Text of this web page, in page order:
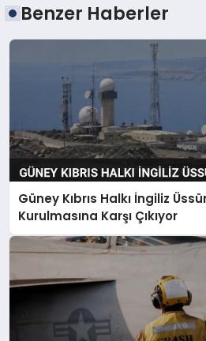
Benzer Haberler
Güney Kıbrıs Halkı İngiliz
Kurulmasına Karşı Çıkıyor